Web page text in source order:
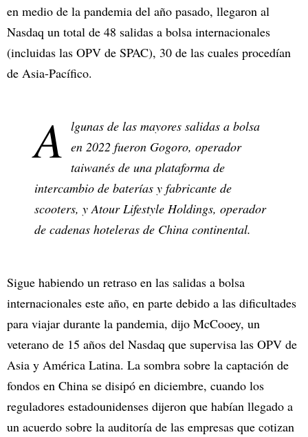
en medio de la pandemia del año pasado, llegaron al
Nasdaq un total de 48 salidas a bolsa internacionales
(incluidas las OPV de SPAC), 30 de las cuales procedían
de Asia-Pacífico.
A lgunas de las mayores salidas a bolsa
en 2022 fueron Gogoro, operador
taiwanés de una plataforma de
intercambio de baterías y fabricante de
scooters, y Atour Lifestyle Holdings, operador
de cadenas hoteleras de China continental.
Sigue habiendo un retraso en las salidas a bolsa
internacionales este año, en parte debido a las dificultades
para viajar durante la pandemia, dijo McCooey, un
veterano de 15 años del Nasdaq que supervisa las OPV de
Asia y América Latina. La sombra sobre la captación de
fondos en China se disipó en diciembre, cuando los
reguladores estadounidenses dijeron que habían llegado a
un acuerdo sobre la auditoría de las empresas que cotizan